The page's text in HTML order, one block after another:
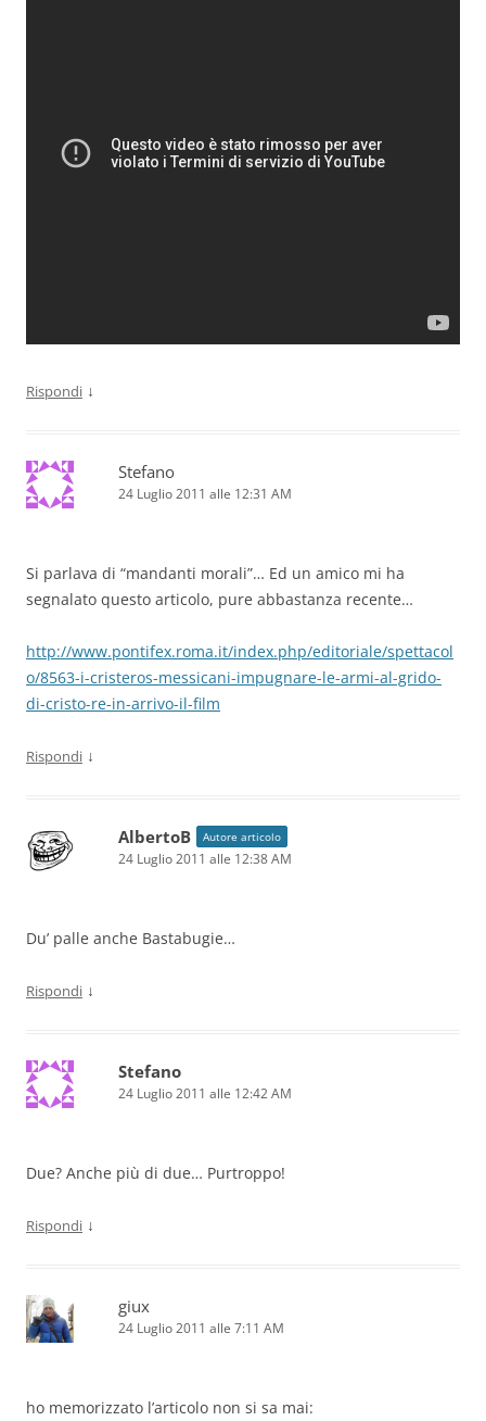
Rispondi ↓
Stefano
24 Luglio 2011 alle 12:31 AM
Si parlava di “mandanti morali”… Ed un amico mi ha
segnalato questo articolo, pure abbastanza recente…
http://www.pontifex.roma.it/index.php/editoriale/spettacol
o/8563-i-cristeros-messicani-impugnare-le-armi-al-grido-
di-cristo-re-in-arrivo-il-film
Rispondi ↓
AlbertoB Autore articolo
24 Luglio 2011 alle 12:38 AM
Du’ palle anche Bastabugie…
Rispondi ↓
Stefano
24 Luglio 2011 alle 12:42 AM
Due? Anche più di due… Purtroppo!
Rispondi ↓
giux
24 Luglio 2011 alle 7:11 AM
ho memorizzato l’articolo non si sa mai: